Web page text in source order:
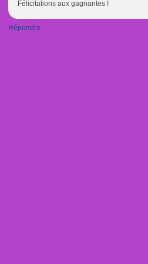
Félicitations aux gagnantes !
Répondre